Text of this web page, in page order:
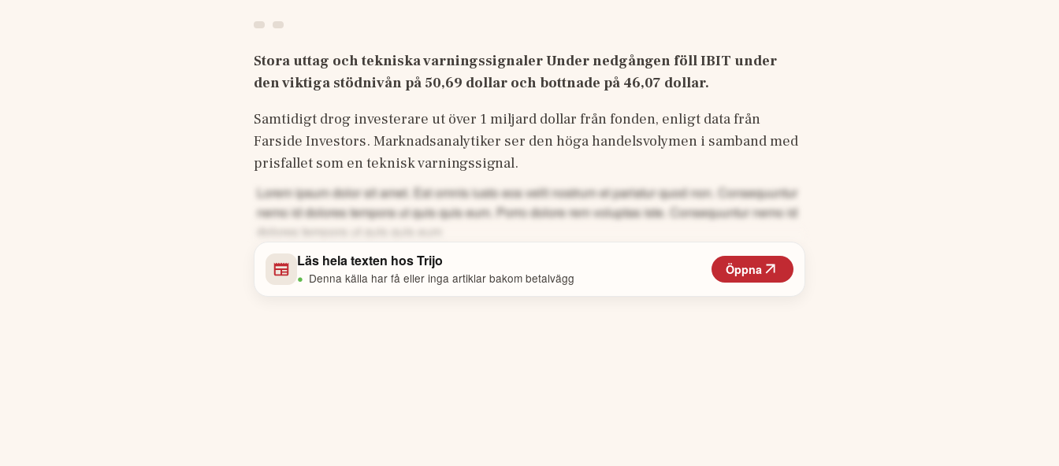
Stora uttag och tekniska varningssignaler Under nedgången föll IBIT under
den viktiga stödnivån på 50,69 dollar och bottnade på 46,07 dollar.
Samtidigt drog investerare ut över 1 miljard dollar från fonden, enligt data från
Farside Investors. Marknadsanalytiker ser den höga handelsvolymen i samband med
prisfallet som en teknisk varningssignal.
Lorem ipsum dolor sit amet. Est omnis iusto eos velit nostrum et pariatur quod non. Consequuntur
nemo id dolores tempora ut quis quis eum. Porro dolore rem voluptas iste. Consequuntur nemo id
dolores tempora ut quis quis eum
Läs hela texten hosTrijo
• Denna källa har få eller inga artiklar bakom betalvägg
Öppna